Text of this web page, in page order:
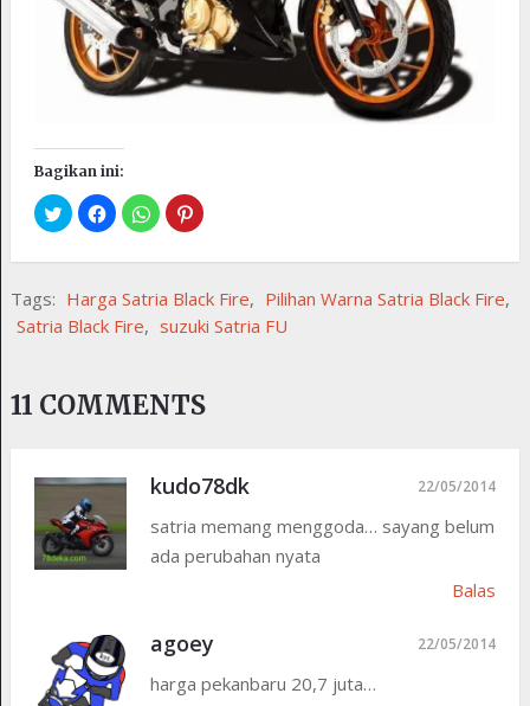
Bagikan ini:
Tags: Harga Satria Black Fire, Pilihan Warna Satria Black Fire,
Satria Black Fire, suzuki Satria FU
11 COMMENTS
kudo78dk 22/05/2014
satria memang menggoda… sayang belum
ada perubahan nyata
Balas
agoey 22/05/2014
harga pekanbaru 20,7 juta…